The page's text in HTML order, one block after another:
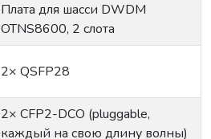
Плата для шасси DWDM
OTNS8600, 2 слота
2× QSFP28
2× CFP2-DCO (pluggable,
каждый на свою длину волны)